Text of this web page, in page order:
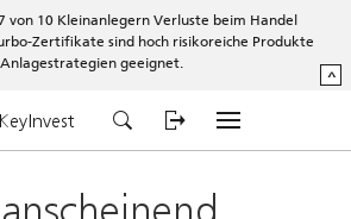
von 10 Kleinanlegern Verluste beim Handel
Zertifikate sind hoch risikoreiche Produkte
geeignet.
^
KeyInvest